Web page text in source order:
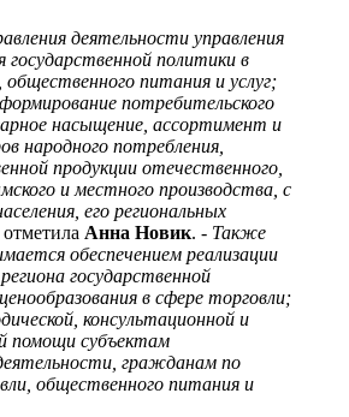
деятельности управления
государственной политики в
общественного питания и услуг;
потребительского
насыщение, ассортимент и
народного потребления,
продукции отечественного,
и местного производства, с
его региональных
Анна Новик. - Также
обеспечением реализации
государственной
в сфере торговли;
консультационной и
помощи субъектам
гражданам по
общественного питания и